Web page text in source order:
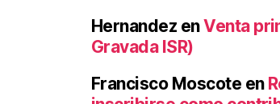
Hernandez enVenta
Gravada ISR)
Francisco Moscote en